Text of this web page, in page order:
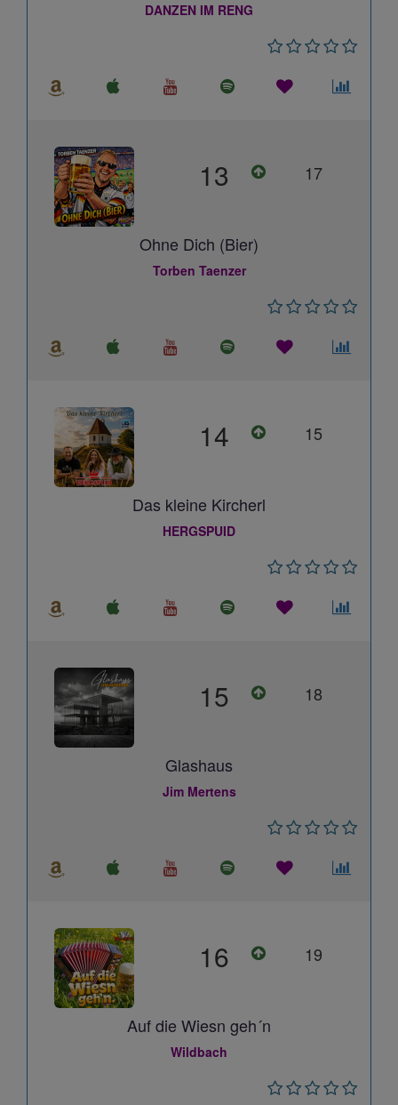
DANZEN IM RENG
13 17
Ohne Dich (Bier)
Torben Taenzer
14 15
Das kleine Kircherl
HERGSPUID
15 18
Glashaus
Jim Mertens
16 19
Auf die Wiesn geh´n
Wildbach